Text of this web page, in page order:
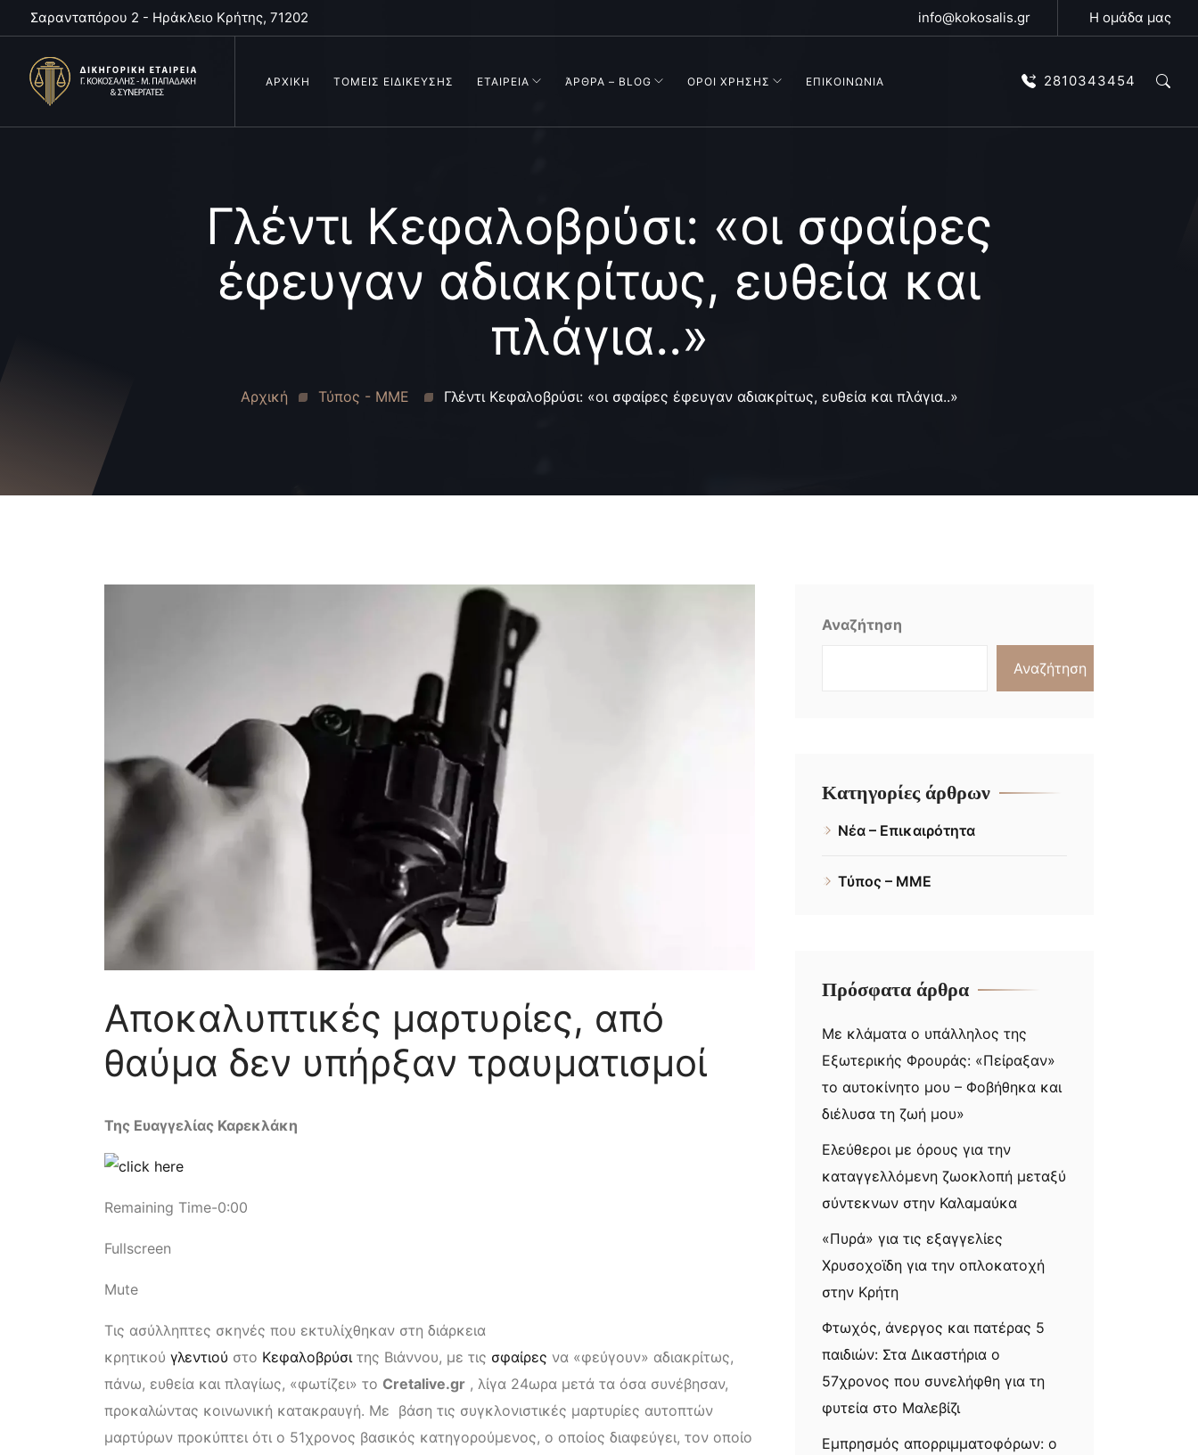
Σαρανταπόρου 2 - Ηράκλειο Κρήτης, 71202 info@kokosalis.gr Η ομάδα μας
ΑΡΧΙΚΗ ΤΟΜΕΙΣ ΕΙΔΙΚΕΥΣΗΣ ΕΤΑΙΡΕΙΑ ΆΡΘΡΑ – BLOG ΟΡΟΙ ΧΡΗΣΗΣ ΕΠΙΚΟΙΝΩΝΙΑ 2810343454
Γλέντι Κεφαλοβρύσι: «οι σφαίρες
έφευγαν αδιακρίτως, ευθεία και
πλάγια..»
Αρχική Τύπος - ΜΜΕ Γλέντι Κεφαλοβρύσι: «οι σφαίρες έφευγαν αδιακρίτως, ευθεία και πλάγια..»
Αποκαλυπτικές μαρτυρίες, από
θαύμα δεν υπήρξαν τραυματισμοί
Της Ευαγγελίας Καρεκλάκη
Remaining Time-0:00
Fullscreen
Mute
Τις ασύλληπτες σκηνές που εκτυλίχθηκαν στη διάρκεια
κρητικού γλεντιού στο Κεφαλοβρύσι της Βιάννου, με τις σφαίρες να «φεύγουν» αδιακρίτως,
πάνω, ευθεία και πλαγίως, «φωτίζει» το Cretalive.gr , λίγα 24ωρα μετά τα όσα συνέβησαν,
προκαλώντας κοινωνική κατακραυγή. Με βάση τις συγκλονιστικές μαρτυρίες αυτοπτών
μαρτύρων προκύπτει ότι ο 51χρονος βασικός κατηγορούμενος, ο οποίος διαφεύγει, τον οποίο
Αναζήτηση
Αναζήτηση
Κατηγορίες άρθρων
Νέα – Επικαιρότητα
Τύπος – ΜΜΕ
Πρόσφατα άρθρα
Με κλάματα ο υπάλληλος της
Εξωτερικής Φρουράς: «Πείραξαν»
το αυτοκίνητο μου – Φοβήθηκα και
διέλυσα τη ζωή μου»
Ελεύθεροι με όρους για την
καταγγελλόμενη ζωοκλοπή μεταξύ
σύντεκνων στην Καλαμαύκα
«Πυρά» για τις εξαγγελίες
Χρυσοχοϊδη για την οπλοκατοχή
στην Κρήτη
Φτωχός, άνεργος και πατέρας 5
παιδιών: Στα Δικαστήρια ο
57χρονος που συνελήφθη για τη
φυτεία στο Μαλεβίζι
Εμπρησμός απορριμματοφόρων: ο